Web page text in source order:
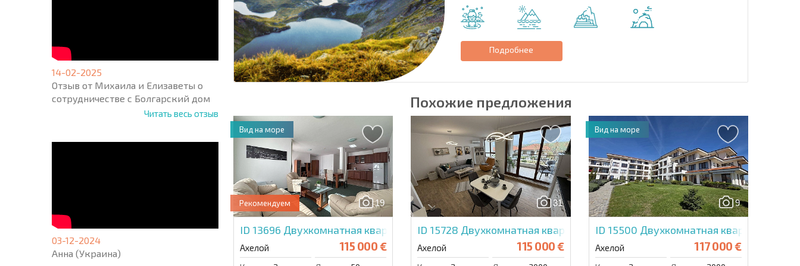
14-02-2025
Отзыв от Михаила и Елизаветы о
сотрудничестве с Болгарский дом
Читать весь отзыв
03-12-2024
Анна (Украина)
Отправить сообщение
Подробнее
Похожие предложения
19
Рекомендуем
ID 13696 Двухкомнатная квартира в Марина Кейп
Ахелой 115 000 €
Вид на море
31
ID 15728 Двухкомнатная квартира в Виньярдс Панорама
Ахелой 115 000 €
9
ID 15500 Двухкомнатная квартира в
Ахелой 117 000 €
Вид на море